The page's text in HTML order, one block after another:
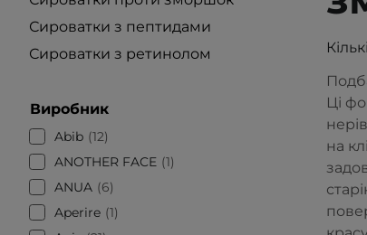
Сироватки з пептидами
Сироватки з ретинолом
Виробник
Abib 12
ANOTHER FACE 1
ANUA
6
Aperire 1
Ці
на